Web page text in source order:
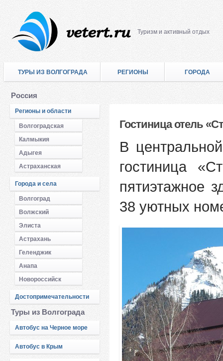
Туризм и активный отдых
ТУРЫ ИЗ ВОЛГОГРАДА РЕГИОНЫ ГОРОДА
Россия
Регионы и области
Волгоградская
Калмыкия
Адыгея
Астраханская
Города и села
Волгоград
Волжский
Элиста
Астрахань
Геленджик
Анапа
Новороссийск
Достопримечательности
Туры из Волгограда
Автобус на Черное море
Автобус в Крым
Гостиница отель
В
гостиница
пятиэтажное
38 уютных